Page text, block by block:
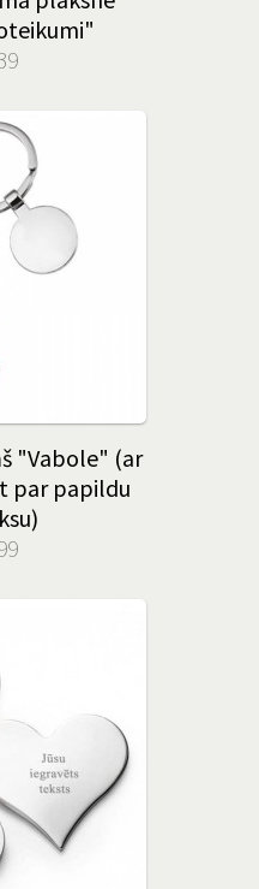
"Vabole" (ar
par papildu